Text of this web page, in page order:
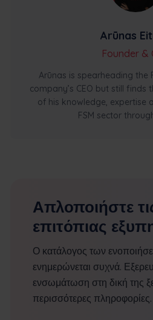
Arūnas
Founder &
Arūnas is spearheading the
company’s CEO but still finds
of his knowledge, expertise
FSM sector
Απλοποιήστε
επιτόπιας
Ο κατάλογος των
ενημερώνεται συχνά.
ενσωμάτωση στη δική της
περισσότερες πληροφορίες.